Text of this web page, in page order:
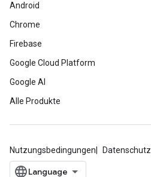
Android
Chrome
Firebase
Google Cloud Platform
Google AI
Alle Produkte
Nutzungsbedingungen Datenschutz